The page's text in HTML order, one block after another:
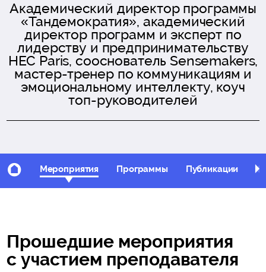
Академический директор программы
«Тандемократия», академический
директор программ и эксперт по
лидерству и предпринимательству
HEC Paris, сооснователь Sensemakers,
мастер-тренер по коммуникациям и
эмоциональному интеллекту, коуч
топ-руководителей
Мероприятия Программы Публикации
Прошедшие мероприятия
с участием преподавателя